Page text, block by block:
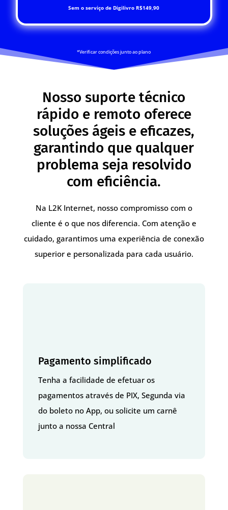
Sem o serviço de Digilivro R$149,90
*Verificar condições junto ao plano
Nosso suporte técnico
rápido e remoto oferece
soluções ágeis e eficazes,
garantindo que qualquer
problema seja resolvido
com eficiência.
Na L2K Internet, nosso compromisso com o
cliente é o que nos diferencia. Com atenção e
cuidado, garantimos uma experiência de conexão
superior e personalizada para cada usuário.
Pagamento simplificado
Tenha a facilidade de efetuar os
pagamentos através de PIX, Segunda via
do boleto no App, ou solicite um carnê
junto a nossa Central